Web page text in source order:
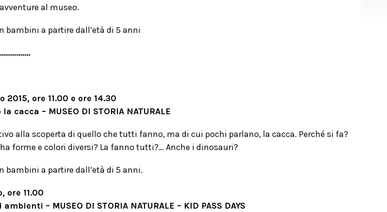
al museo.
bambini a partire dall’età di 5 anni
ore 11.00 e ore 14.30
cacca – MUSEO DI STORIA NATURALE
alla scoperta di quello che tutti fanno, ma di cui pochi parlano, la cacca. Perché si fa?
ha forme e colori diversi? La fanno tutti?… Anche i dinosauri?
bambini a partire dall’età di 5 anni.
ore 11.00
– MUSEO DI STORIA NATURALE – KID PASS DAYS